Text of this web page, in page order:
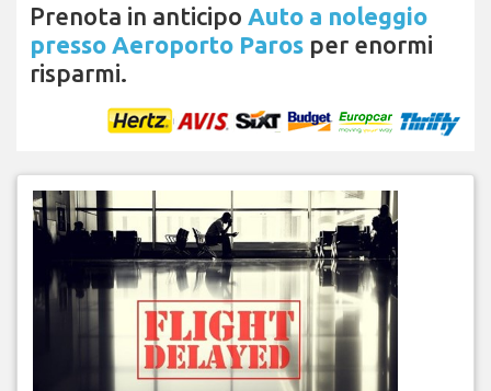
Prenota in anticipo Auto a noleggio
presso Aeroporto Paros per enormi
risparmi.